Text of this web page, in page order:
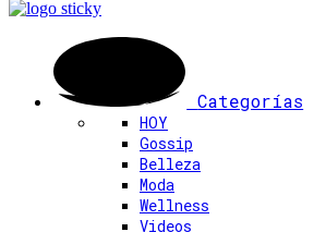
Categorías
HOY
Gossip
Belleza
Moda
Wellness
Videos